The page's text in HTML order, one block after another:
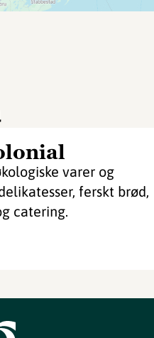
varer og
ferskt brød,
catering.